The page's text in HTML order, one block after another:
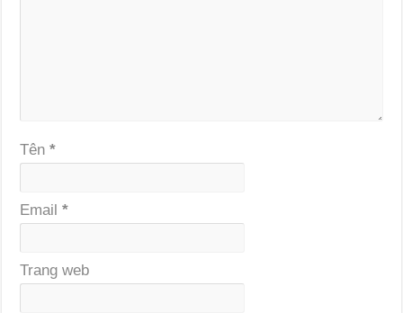
Tên*
Email*
Trang web